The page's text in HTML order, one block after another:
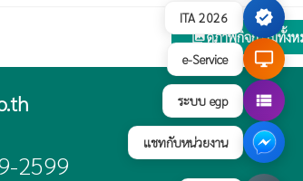
ITA 2026 verified
e-Service desktop_windows
ระบบ egp view_list
แชทกับหน่วยงาน
collectionsดูภาพกิจกรรมทั้ง
2599